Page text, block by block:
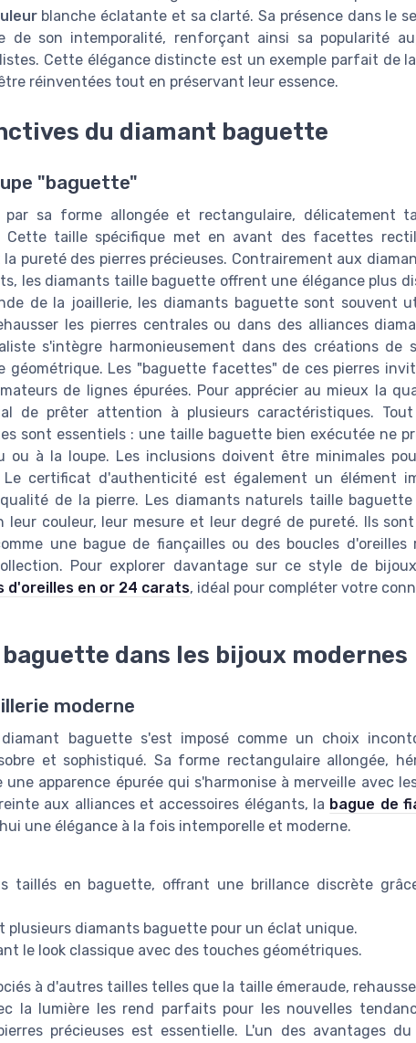
blanche éclatante et sa clarté. Sa présence dans le
de son intemporalité, renforçant ainsi sa popularité
Cette élégance distincte est un exemple parfait de
réinventées tout en préservant leur essence.
du diamant baguette
"baguette"
sa forme allongée et rectangulaire, délicatement
Cette taille spécifique met en avant des facettes
pureté des pierres précieuses. Contrairement aux
les diamants taille baguette offrent une élégance plus
de la joaillerie, les diamants baguette sont souvent
les pierres centrales ou dans des alliances
s'intègre harmonieusement dans des créations de
géométrique. Les "baguette facettes" de ces pierres
de lignes épurées. Pour apprécier au mieux la
de prêter attention à plusieurs caractéristiques. Tout
sont essentiels : une taille baguette bien exécutée ne
à la loupe. Les inclusions doivent être minimales
certificat d'authenticité est également un élément
de la pierre. Les diamants naturels taille baguette
leur couleur, leur mesure et leur degré de pureté. Ils
une bague de fiançailles ou des boucles d'oreilles
Pour explorer davantage sur ce style de
d'oreilles en or 24 carats, idéal pour compléter votre
dans les bijoux modernes
moderne
baguette s'est imposé comme un choix
et sophistiqué. Sa forme rectangulaire allongée,
apparence épurée qui s'harmonise à merveille avec
aux alliances et accessoires élégants, la bague de
une élégance à la fois intemporelle et moderne.
taillés en baguette, offrant une brillance discrète
plusieurs diamants baguette pour un éclat unique.
le look classique avec des touches géométriques.
à d'autres tailles telles que la taille émeraude,
la lumière les rend parfaits pour les nouvelles
précieuses est essentielle. L'un des avantages